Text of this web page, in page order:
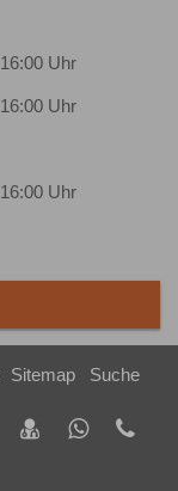
Uhr
Uhr
Uhr
Sitemap Suche
Per
Mail
vCard
speichern
Auf
Whatsapp